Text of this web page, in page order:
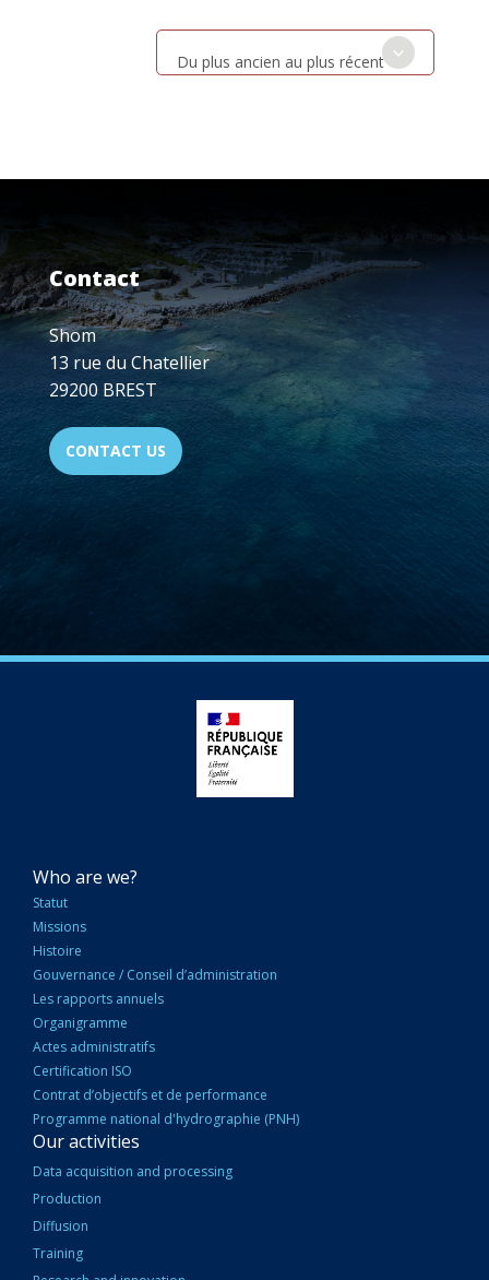
Du plus ancien au plus récent
Contact
Shom
13 rue du Chatellier
29200 BREST
CONTACT US
NAVIGATION
PRINCIPALE
Who are we?
Statut
Missions
Histoire
Gouvernance / Conseil d’administration
Les rapports annuels
Organigramme
Actes administratifs
Certification ISO
Contrat d’objectifs et de performance
Programme national d'hydrographie (PNH)
Our activities
Data acquisition and processing
Production
Diffusion
Training